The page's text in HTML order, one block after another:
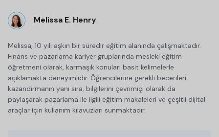
Melissa E. Henry
Melissa, 10 yılı aşkın bir süredir eğitim alanında çalışmaktadır.
Finans ve pazarlama kariyer gruplarında mesleki eğitim
öğretmeni olarak, karmaşık konuları basit kelimelerle
açıklamakta deneyimlidir. Öğrencilerine gerekli becerileri
kazandırmanın yanı sıra, bilgilerini çevrimiçi olarak da
paylaşarak pazarlama ile ilgili eğitim makaleleri ve çeşitli dijital
araçlar için kullanım kılavuzları sunmaktadır.